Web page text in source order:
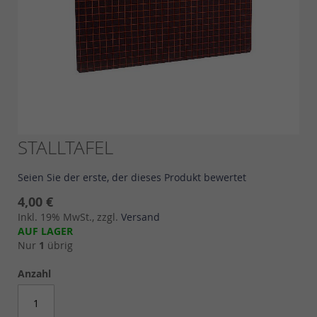
Skip
to
beginning
of
the
images
gallery
STALLTAFEL
Seien Sie der erste, der dieses Produkt bewertet
4,00 €
Inkl. 19% MwSt., zzgl. Versand
AUF LAGER
Nur 1 übrig
Anzahl